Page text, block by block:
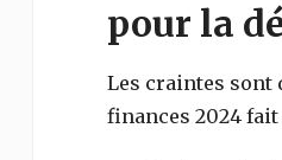
pour la
Les craintes sont
finances 2024 fait